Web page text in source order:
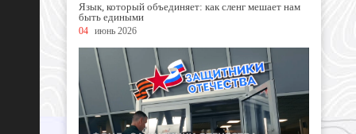
Язык, который объединяет: как сленг мешает нам
быть едиными
04 июнь 2026